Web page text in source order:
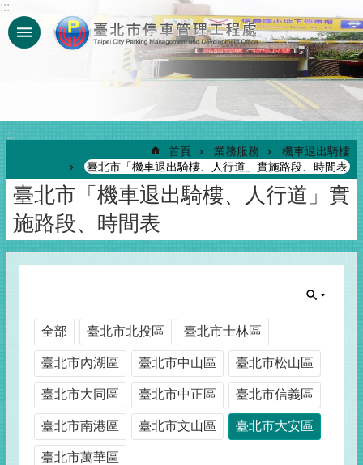
跳到主要內容區塊
:::
:::
首頁 業務服務
機車退出騎樓
臺北市「機車退出騎樓、人行道」實施路段、時間表
臺北市「機車退出騎樓、人行道」實
施路段、時間表
全部 臺北市北投區 臺北市士林區
臺北市內湖區 臺北市中山區 臺北市松山區
臺北市大同區 臺北市中正區 臺北市信義區
臺北市南港區 臺北市文山區 臺北市大安區
臺北市萬華區